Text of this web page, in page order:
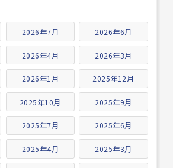
2026年7月 2026年6月
2026年4月 2026年3月
2026年1月 2025年12月
2025年10月 2025年9月
2025年7月 2025年6月
2025年4月 2025年3月